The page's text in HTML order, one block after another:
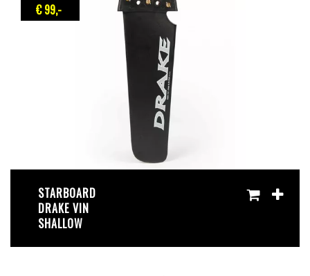
€ 99,-
STARBOARD
DRAKE VIN
SHALLOW